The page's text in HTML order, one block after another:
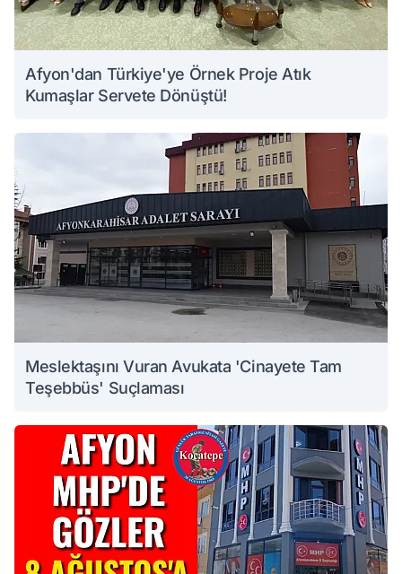
Afyon'dan Türkiye'ye Örnek Proje Atık
Kumaşlar Servete Dönüştü!
Meslektaşını Vuran Avukata 'Cinayete Tam
Teşebbüs' Suçlaması